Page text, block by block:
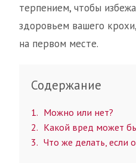
терпением, чтобы
здоровьем вашего
на первом месте.
Содержание
1
Можно или нет?
2
Какой вред может
3
Что же делать, если